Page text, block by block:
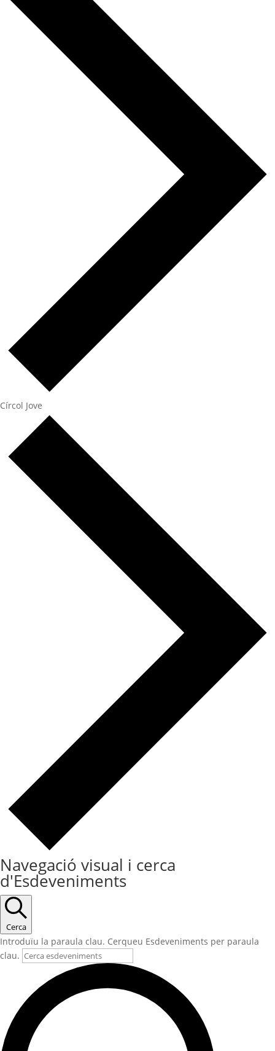
Círcol Jove
Navegació visual i cerca
d'Esdeveniments
Cerca
Introduïu la paraula clau. Cerqueu Esdeveniments per paraula
clau.